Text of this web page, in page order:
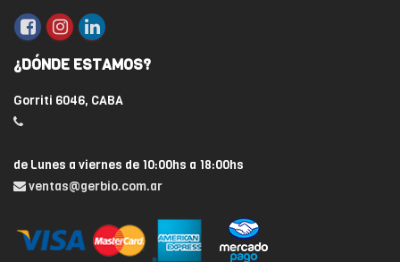
¿DÓNDE ESTAMOS?
Gorriti 6046, CABA
de Lunes a viernes de 10:00hs a 18:00hs
ventas@gerbio.com.ar